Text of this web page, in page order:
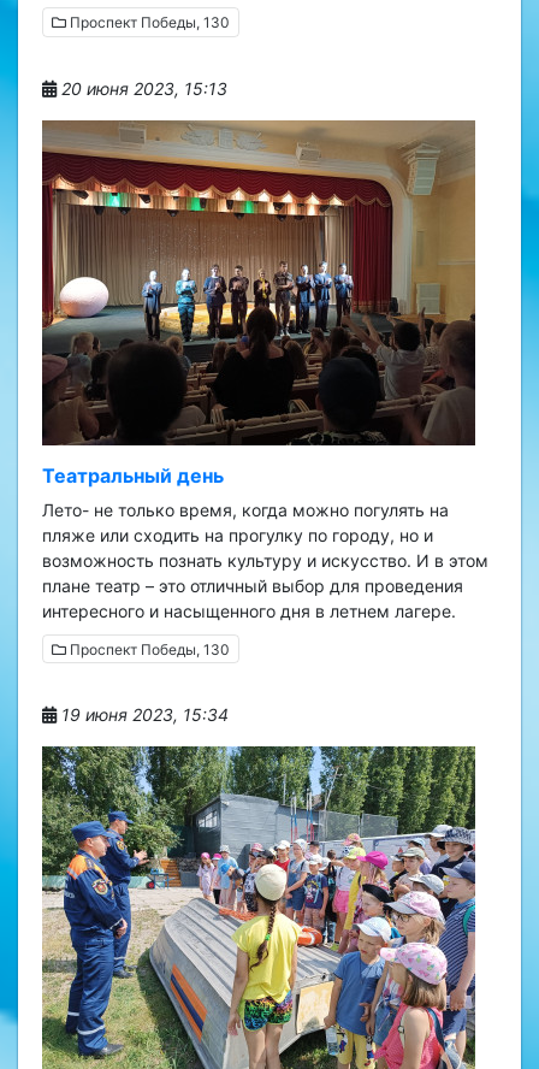
Проспект Победы, 130
20 июня 2023, 15:13
Театральный день
Лето- не только время, когда можно погулять на
пляже или сходить на прогулку по городу, но и
возможность познать культуру и искусство. И в этом
плане театр – это отличный выбор для проведения
интересного и насыщенного дня в летнем лагере.
Проспект Победы, 130
19 июня 2023, 15:34